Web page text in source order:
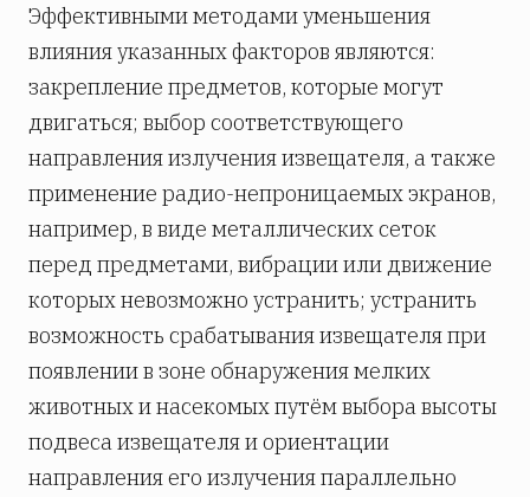
Эффективными методами уменьшения
влияния указанных факторов являются:
закрепление предметов, которые могут
двигаться; выбор соответствующего
направления излучения извещателя, а также
применение радио-непроницаемых экранов,
например, в виде металлических сеток
перед предметами, вибрации или движение
которых невозможно устранить; устранить
возможность срабатывания извещателя при
появлении в зоне обнаружения мелких
животных и насекомых путём выбора высоты
подвеса извещателя и ориентации
направления его излучения параллельно